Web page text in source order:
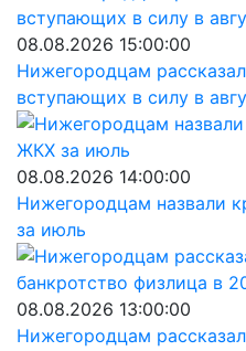
08.08.2026 15:00:00
Нижегородцам
вступающих в силу в
08.08.2026 14:00:00
Нижегородцам назвали
за июль
08.08.2026 13:00:00
Нижегородцам